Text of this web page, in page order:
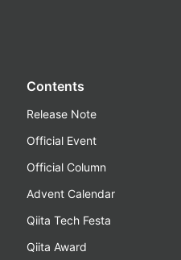
Contents
Release Note
Official Event
Official Column
Advent Calendar
Qiita Tech Festa
Qiita Award